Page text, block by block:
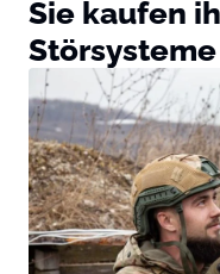
Sie kaufen
Störsysteme